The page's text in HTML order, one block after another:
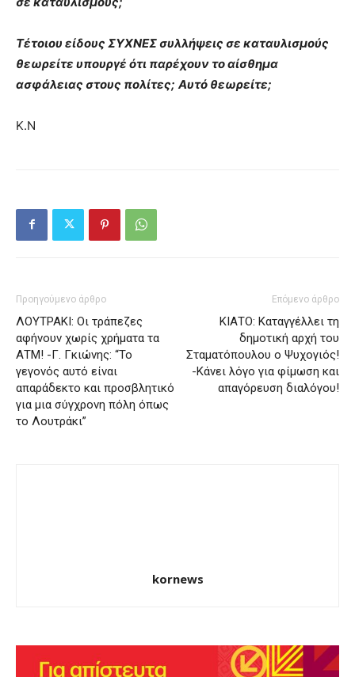
Τέτοιου είδους ΣΥΧΝΕΣ συλλήψεις σε καταυλισμούς
θεωρείτε υπουργέ ότι παρέχουν το αίσθημα
ασφάλειας στους πολίτες; Αυτό θεωρείτε;
Κ.Ν
Προηγούμενο άρθρο
ΛΟΥΤΡΑΚΙ: Οι τράπεζες
αφήνουν χωρίς χρήματα τα
ΑΤΜ! -Γ. Γκιώνης: “Το
γεγονός αυτό είναι
απαράδεκτο και προσβλητικό
για μια σύγχρονη πόλη όπως
το Λουτράκι”
Επόμενο άρθρο
ΚΙΑΤΟ: Καταγγέλλει τη
δημοτική αρχή του
Σταματόπουλου ο Ψυχογιός!
-Κάνει λόγο για φίμωση και
απαγόρευση διαλόγου!
kornews